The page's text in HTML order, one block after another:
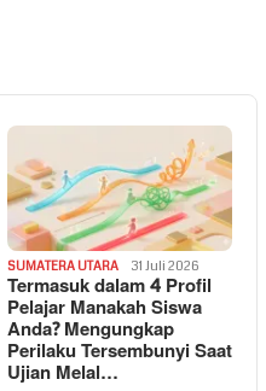
SUMATERA UTARA 31 Juli 2026
Termasuk dalam 4 Profil
Pelajar Manakah Siswa
Anda? Mengungkap
Perilaku Tersembunyi Saat
Ujian Melal…